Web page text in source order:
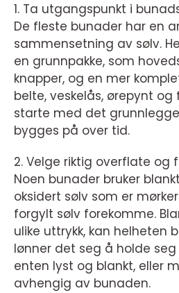
1. Ta utgangspunkt i
De fleste bunader har en
sammensetning av sølv.
en grunnpakke, som
knapper, og en mer
belte, veskelås, ørepynt og
starte med det
bygges på over tid.
2. Velge riktig overflate og
Noen bunader bruker
oksidert sølv som er
forgylt sølv forekomme.
ulike uttrykk, kan helheten
lønner det seg å holde
enten lyst og blankt, eller
avhengig av bunaden.